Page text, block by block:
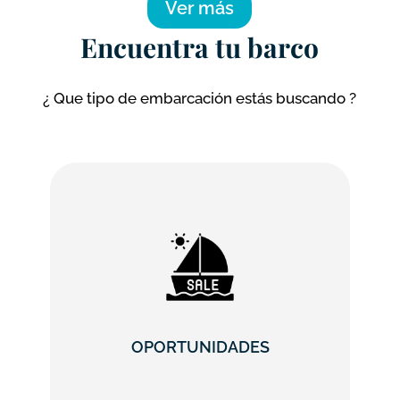
Ver más
Encuentra tu barco
¿ Que tipo de embarcación estás buscando ?
OPORTUNIDADES